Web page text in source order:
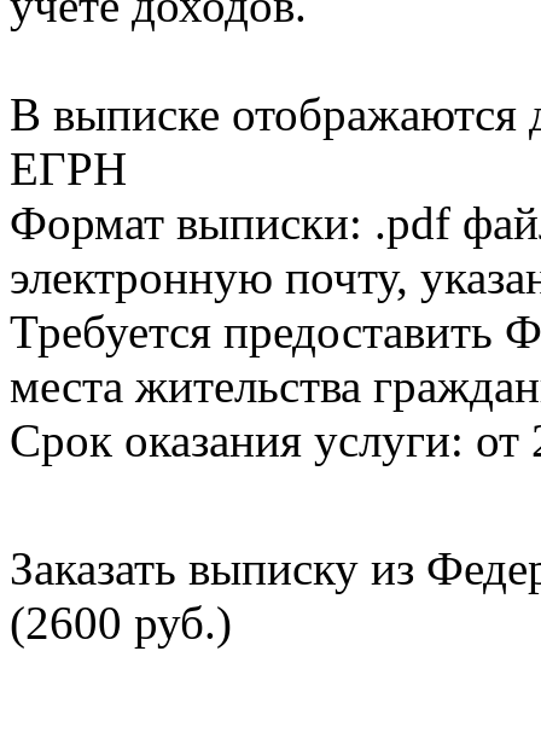
В выписке
ЕГРН
Формат выписки: .pdf
электронную почту,
Требуется
места жительства
Срок оказания услуги: от
Заказать выписку из
(2600 руб.)